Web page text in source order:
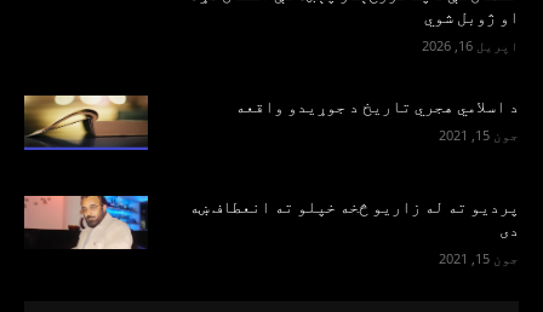
او ژوبل شوي
اپریل 16, 2026
د اسلامي هجري تاریخ د جوړیدو واقعه
جون 15, 2021
پرديو ته له زاريو څخه خپلو ته انعطاف ښه
دی
جون 15, 2021